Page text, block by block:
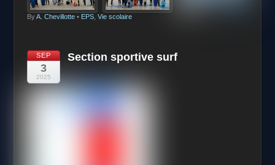
ByA. Chevillotte• EPS, Vie scolaire
SEP
3
2025
Section sportive surf